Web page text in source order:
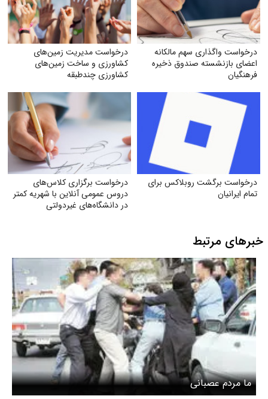
درخواست واگذاری سهم مالکانه
اعضای بازنشسته صندوق ذخیره
فرهنگیان
درخواست مدیریت زمین‌های
کشاورزی و ساخت زمین‌های
کشاورزی چندطبقه
درخواست برگشت روبلاکس برای
تمام ایرانیان
درخواست برگزاری کلاس‌های
دروس عمومی آنلاین با شهریه کمتر
در دانشگاه‌های غیردولتی
خبرهای مرتبط
ما مردم عصبانی